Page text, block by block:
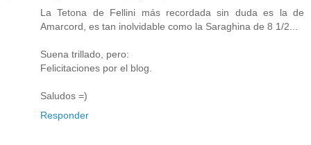
La Tetona de Fellini más recordada sin duda es la de
Amarcord, es tan inolvidable como la Saraghina de 8 1/2...
Suena trillado, pero:
Felicitaciones por el blog.
Saludos =)
Responder